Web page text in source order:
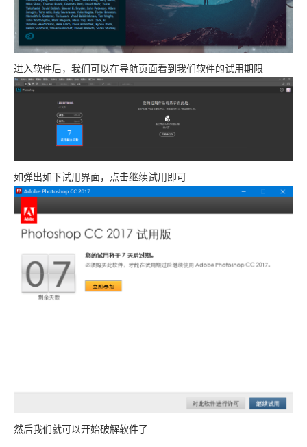
进入软件后，我们可以在导航页面看到我们软件的试用期限
如弹出如下试用界面，点击继续试用即可
然后我们就可以开始破解软件了